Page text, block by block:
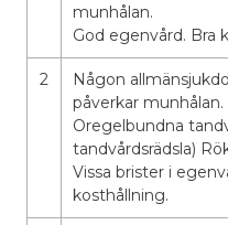
munhålan.
God egenvård. Bra
2
Någon
påverkar munhålan.
Oregelbundna
tandvårdsrädsla)
Vissa brister i
kosthållning.